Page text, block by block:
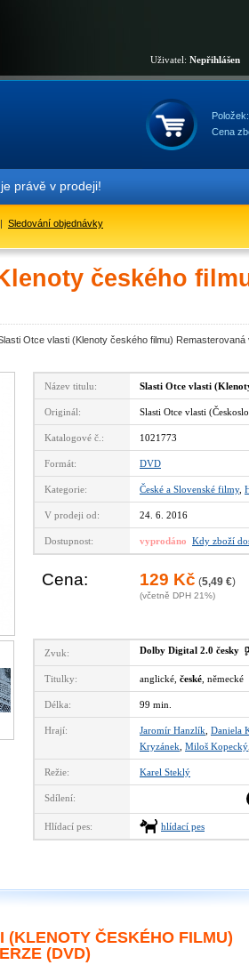
Uživatel: Nepřihlášen
Položek:
Cena
právě v prodeji!
| Sledování objednávky
českého
Otce vlasti (Klenoty českého filmu) Remasterovaná
Název titulu: Slasti Otce vlasti
Originál: Slasti Otce vlasti
Katalogové č.: 1021773
Formát: DVD
Kategorie: České a Slovenské filmy,
V prodeji od: 24. 6. 2016
Dostupnost: vyprodáno Kdy zboží
Cena: 129 Kč (5,49 €)
(včetně DPH 21%)
Zvuk: Dolby Digital 2.0 česky
Titulky: anglické, české , německé
Délka: 99 min.
Hrají: Jaromír Hanzlík Daniela
Kryzánek Miloš Kopecký
Režie: Karel Steklý
Sdílení:
Hlídací pes: hlídací pes
(KLENOTY ČESKÉHO FILMU)
(DVD)